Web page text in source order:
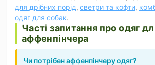
для дрібних порід, светри та кофти,
одяг для собак.
Часті запитання про одяг
аффенпінчера
Чи потрібен аффенпінчеру одяг?